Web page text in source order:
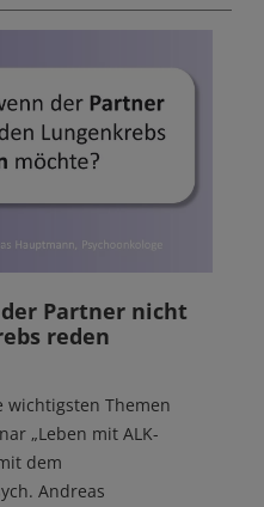
Partner nicht
reden
wichtigsten Themen
„Leben mit ALK-
dem
Andreas